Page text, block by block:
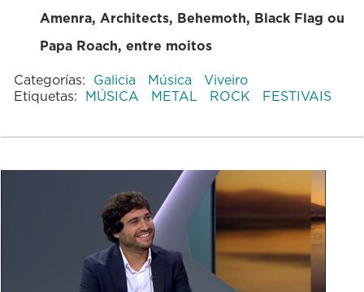
Amenra, Architects, Behemoth, Black Flag ou
Papa Roach, entre moitos
Categorías: Galicia Música
Viveiro
Etiquetas: MÚSICA METAL ROCK FESTIVAIS